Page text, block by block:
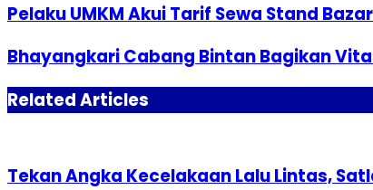
Pelaku UMKM Akui Tarif Sewa Stand
Bhayangkari Cabang Bintan Bagikan
Related Articles
Tekan Angka Kecelakaan Lalu Lintas,